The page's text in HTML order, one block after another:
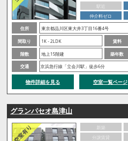
駅近
仲介料ゼロ
住所
東京都品川区東大井3丁目16番4号
間取り
1K - 2LDK 賃料
階数
地上15階建 築年数
交通
京浜急行線「立会川駅」徒歩6分
物件詳細を見る 空室一覧ページ
グランパセオ島津山
新築
分譲賃貸